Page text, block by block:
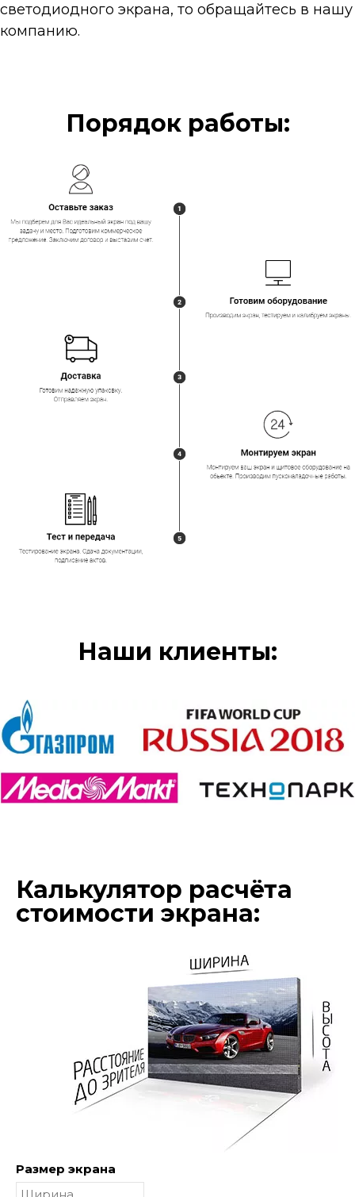
светодиодного экрана, то обращайтесь в нашу
компанию.
Порядок работы:
Наши клиенты:
Калькулятор расчёта
стоимости экрана:
Размер экрана